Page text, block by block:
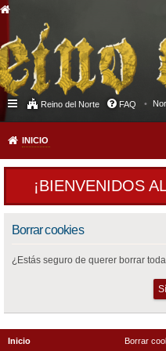
Reino del Norte FAQ
INICIO
¡BIENVENIDOS
Borrar cookies
¿Estás seguro de querer borrar
Inicio Borrar